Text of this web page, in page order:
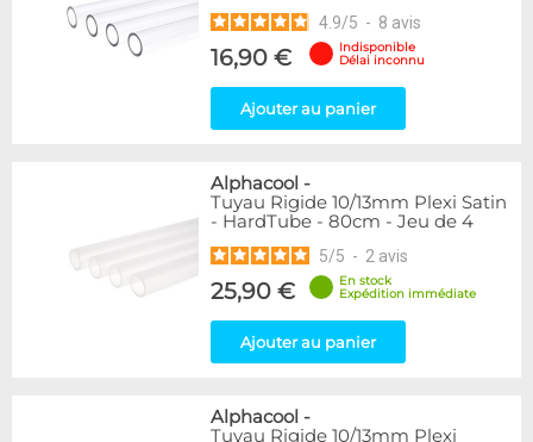
4.9/5 - 8 avis
16,90 €
Indisponible
Délai inconnu
Ajouter au panier
Alphacool -
Tuyau Rigide 10/13mm Plexi Satin
- HardTube - 80cm - Jeu de 4
5/5 - 2 avis
25,90 €
En stock
Expédition immédiate
Ajouter au panier
Alphacool -
Tuyau Rigide 10/13mm Plexi